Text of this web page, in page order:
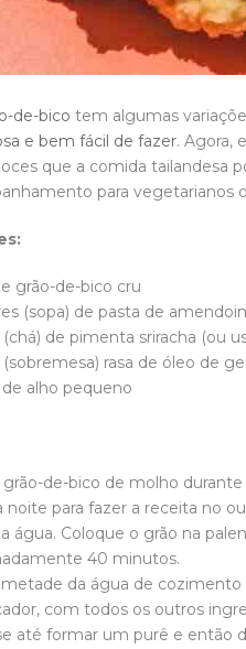
de-bico tem algumas
e bem fácil de fazer. Agora,
que a comida tailandesa
para vegetarianos
grão-de-bico cru
(sopa) de pasta de
(chá) de pimenta sriracha (ou
(sobremesa) rasa de óleo de
alho pequeno
grão-de-bico de molho
noite para fazer a receita no
a água. Coloque o grão na
40 minutos.
metade da água de
com todos os outros
até formar um purê e então